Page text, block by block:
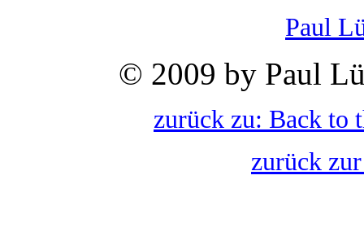
Paul
© 2009 by Paul
zurück zu: Back to
zurück